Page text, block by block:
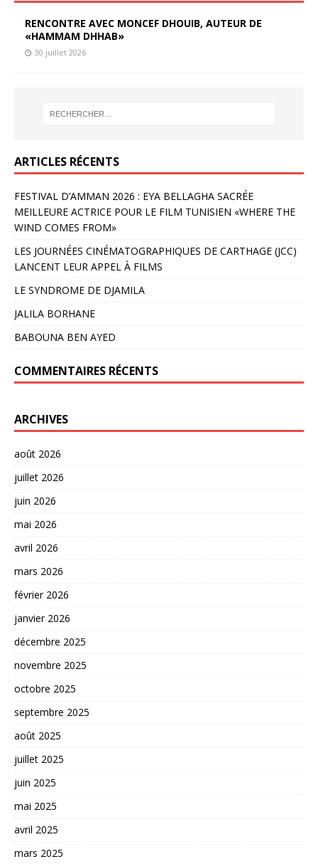
RENCONTRE AVEC MONCEF DHOUIB, AUTEUR DE
«HAMMAM DHHAB»
30 juillet 2026
ARTICLES RÉCENTS
FESTIVAL D’AMMAN 2026 : EYA BELLAGHA SACRÉE
MEILLEURE ACTRICE POUR LE FILM TUNISIEN «WHERE THE
WIND COMES FROM»
LES JOURNÉES CINÉMATOGRAPHIQUES DE CARTHAGE (JCC)
LANCENT LEUR APPEL À FILMS
LE SYNDROME DE DJAMILA
JALILA BORHANE
BABOUNA BEN AYED
COMMENTAIRES RÉCENTS
ARCHIVES
août 2026
juillet 2026
juin 2026
mai 2026
avril 2026
mars 2026
février 2026
janvier 2026
décembre 2025
novembre 2025
octobre 2025
septembre 2025
août 2025
juillet 2025
juin 2025
mai 2025
avril 2025
mars 2025